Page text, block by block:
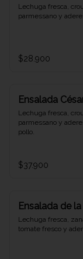
Lechuga fresca,
parmessano y
$28.900
Ensalada
Lechuga fresca,
parmessano y
pollo.
$37.900
Ensalada de
Lechuga fresca,
tomate fresco y